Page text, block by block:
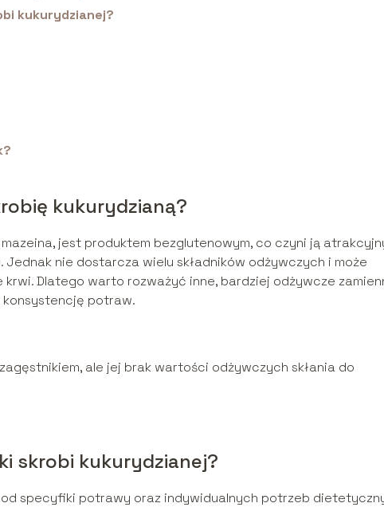
kukurydzianej?
kukurydzianą?
jest produktem bezglutenowym, co czyni ją
nie dostarcza wielu składników odżywczych i może
Dlatego warto rozważyć inne, bardziej odżywcze
konsystencję potraw.
ale jej brak wartości odżywczych skłania do
skrobi kukurydzianej?
specyfiki potrawy oraz indywidualnych potrzeb